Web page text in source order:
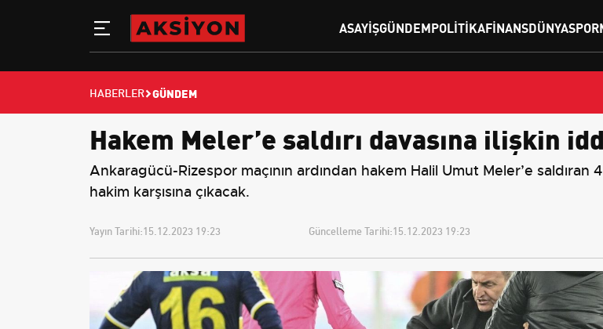
ASAYIŞGÜNDEMPOLITIKAFINANSDÜNYASPOR
HABERLER GÜNDEM
Hakem Meler’e saldırı davasına ilişkin
Ankaragücü-Rizespor maçının ardından hakem Halil Umut Meler’e saldıran
hakim karşısına çıkacak.
Yayın Tarihi:15.12.2023 19:23 Güncelleme Tarihi:15.12.2023 19:23